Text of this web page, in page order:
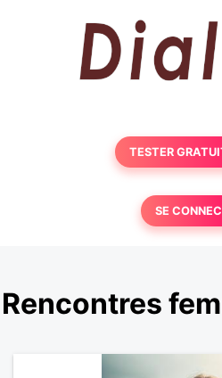
TESTER
SE
Rencontres